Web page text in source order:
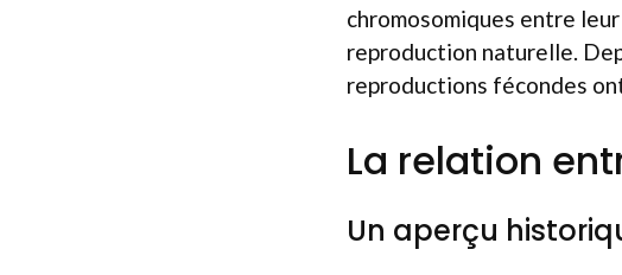
chromosomiques entre
reproduction naturelle.
reproductions fécondes
La relation
Un aperçu